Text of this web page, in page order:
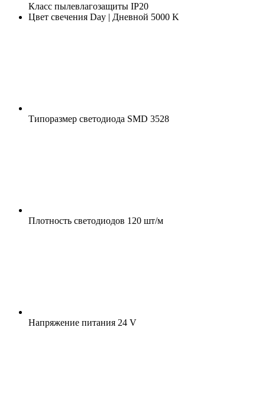
Класс пылевлагозащиты IP20
Цвет свечения Day | Дневной 5000 K
Типоразмер светодиода SMD 3528
Плотность светодиодов 120 шт/м
Напряжение питания 24 V